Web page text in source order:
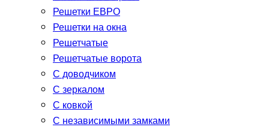
Решетки ЕВРО
Решетки на окна
Решетчатые
Решетчатые ворота
С доводчиком
С зеркалом
С ковкой
С независимыми замками